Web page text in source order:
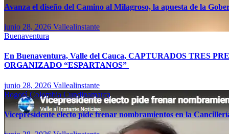
Avanza el diseño del Camino al Milagroso, la apuesta de la
junio 28, 2026 Vallealinstante
Buenaventura
En Buenaventura, Valle del Cauca, CAPTURADOS TRES
ORGANIZADO “ESPARTANOS”
junio 28, 2026 Vallealinstante
BogotáColombia Cundinamarca
Vicepresidente electo pide frenar nombramientos en la